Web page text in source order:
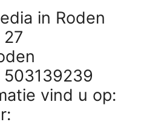
in Roden
503139239
vind u op: